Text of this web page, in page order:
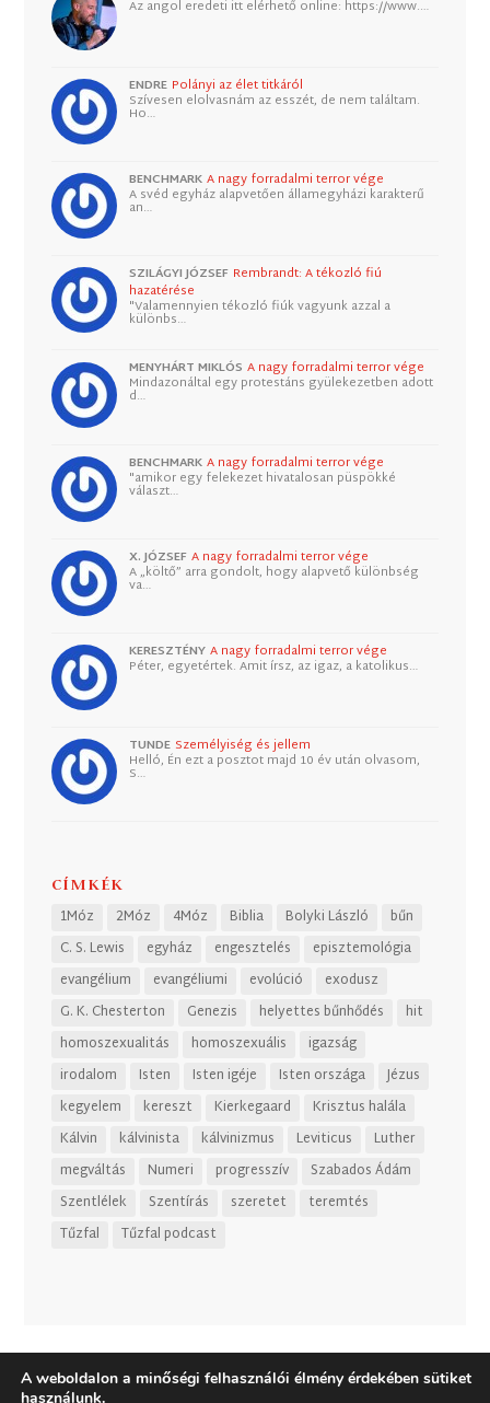
Az angol eredeti itt elérhető online: https://www.…
ENDRE Polányi az élet titkáról
Szívesen elolvasnám az esszét, de nem találtam.
Ho…
BENCHMARK A nagy forradalmi terror vége
A svéd egyház alapvetően államegyházi karakterű
an…
SZILÁGYI JÓZSEF Rembrandt: A tékozló fiú
hazatérése
"Valamennyien tékozló fiúk vagyunk azzal a
különbs…
MENYHÁRT MIKLÓS A nagy forradalmi terror vége
Mindazonáltal egy protestáns gyülekezetben adott
d…
BENCHMARK A nagy forradalmi terror vége
"amikor egy felekezet hivatalosan püspökké
választ…
X. JÓZSEF A nagy forradalmi terror vége
A „költő” arra gondolt, hogy alapvető különbség
va…
KERESZTÉNY A nagy forradalmi terror vége
Péter, egyetértek. Amit írsz, az igaz, a katolikus…
TUNDE Személyiség és jellem
Helló, Én ezt a posztot majd 10 év után olvasom,
S…
CÍMKÉK
1Móz 2Móz 4Móz Biblia Bolyki László
bűn
C. S. Lewis
egyház engesztelés
episztemológia
evangélium
evangéliumi evolúció
exodusz
G. K. Chesterton
Genezis helyettes bűnhődés
hit
homoszexualitás
homoszexuális
igazság
irodalom
Isten Isten igéje Isten országa
Jézus
kegyelem
kereszt Kierkegaard
Krisztus halála
Kálvin
kálvinista kálvinizmus Leviticus
Luther
megváltás
Numeri progresszív
Szabados Ádám
Szentlélek
Szentírás szeretet
teremtés
Tűzfal
Tűzfal podcast
A weboldalon a minőségi felhasználói élmény érdekében sütiket
használunk.